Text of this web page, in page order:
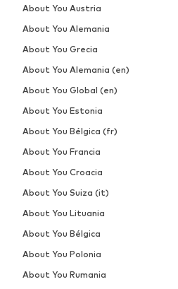
About You Austria
About You Alemania
About You Grecia
About You Alemania (en)
About You Global (en)
About You Estonia
About You Bélgica (fr)
About You Francia
About You Croacia
About You Suiza (it)
About You Lituania
About You Bélgica
About You Polonia
About You Rumania